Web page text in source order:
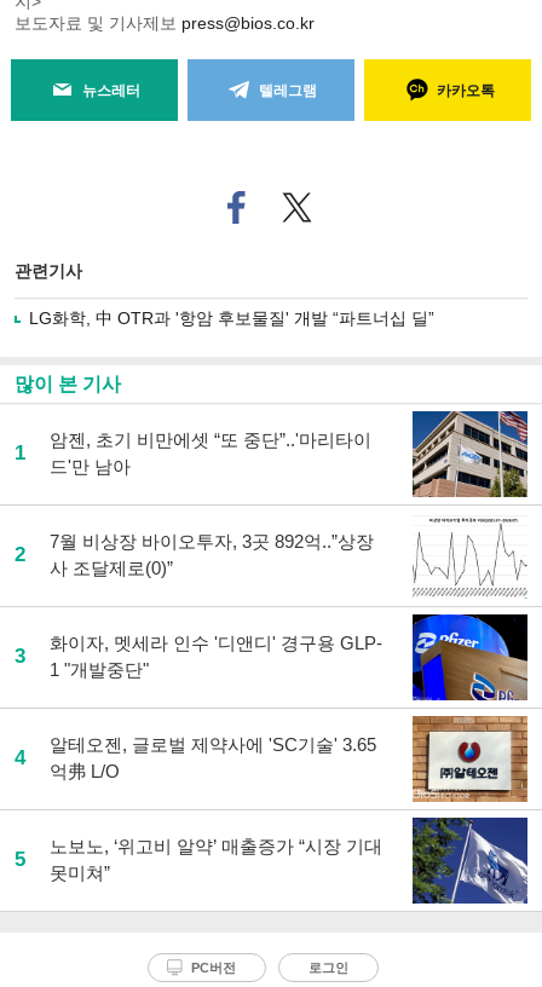
보도자료 및 기사제보 press@bios.co.kr
뉴스레터 텔레그램 카카오톡
페
이
로
기
기
트위
터로
관련기사
LG화학, 中 OTR과 '항암 후보물질' 개발 “파트너십 딜”
많이 본 기사
1
암젠, 초기 비만에셋 “또 중단”..'마리타이
드'만 남아
2
7월 비상장 바이오투자, 3곳 892억..”상장
사 조달제로(0)”
3
화이자, 멧세라 인수 '디앤디' 경구용 GLP-
1 "개발중단"
4
알테오젠, 글로벌 제약사에 'SC기술' 3.65
억弗 L/O
5
노보노, ‘위고비 알약’ 매출증가 “시장 기대
못미쳐”
PC버전 로그인